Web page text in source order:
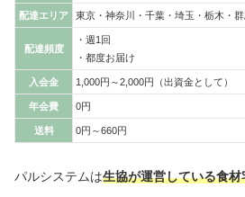
配達エリア 東京・神奈川・千葉・埼玉・栃木・
配達頻度
・週1回
・都度お届け
入会金 1,000円～2,000円（出資金として）
年会費 0円
送料 0円～660円
パルシステムは生協が運営している食